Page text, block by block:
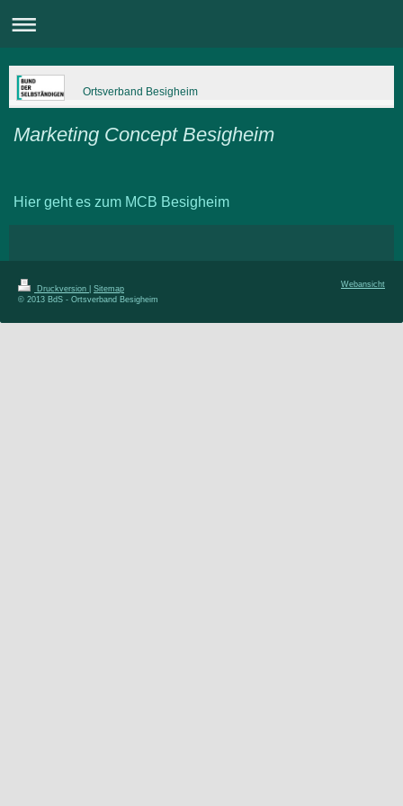
Ortsverband Besigheim
Marketing Concept Besigheim
Hier geht es zum MCB Besigheim
Druckversion
Sitemap
© 2013 BdS - Ortsverband Besigheim
Webansicht